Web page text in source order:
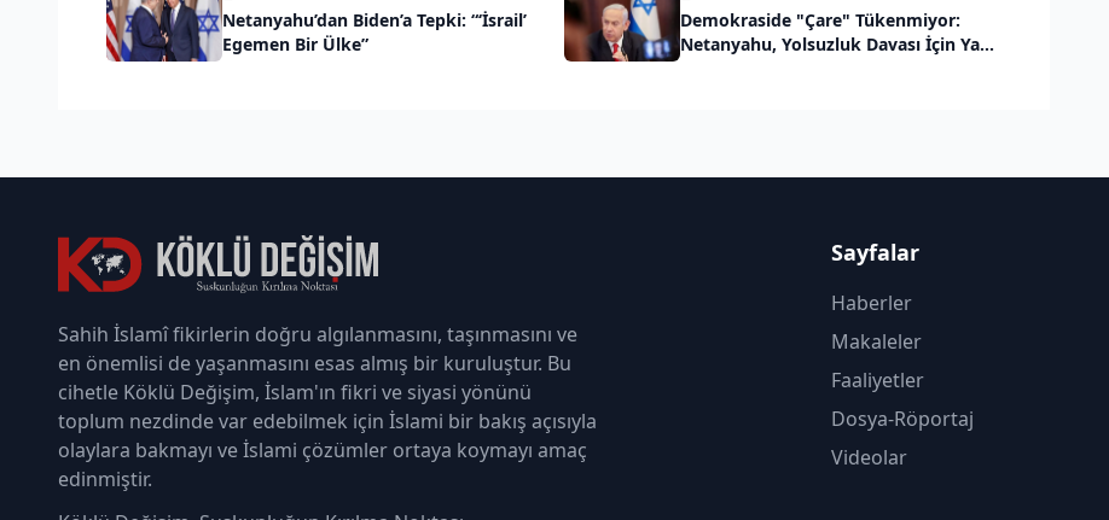
Netanyahu’dan Biden’a Tepki: “‘İsrail’
Egemen Bir Ülke”
Demokraside "Çare" Tükenmiyor:
Netanyahu, Yolsuzluk Davası İçin Yasa
Sahih İslamî fikirlerin doğru algılanmasını, taşınmasını ve
en önemlisi de yaşanmasını esas almış bir kuruluştur. Bu
cihetle Köklü Değişim, İslam'ın fikri ve siyasi yönünü
toplum nezdinde var edebilmek için İslami bir bakış açısıyla
olaylara bakmayı ve İslami çözümler ortaya koymayı amaç
edinmiştir.
Sayfalar
Haberler
Makaleler
Faaliyetler
Dosya-Röportaj
Videolar